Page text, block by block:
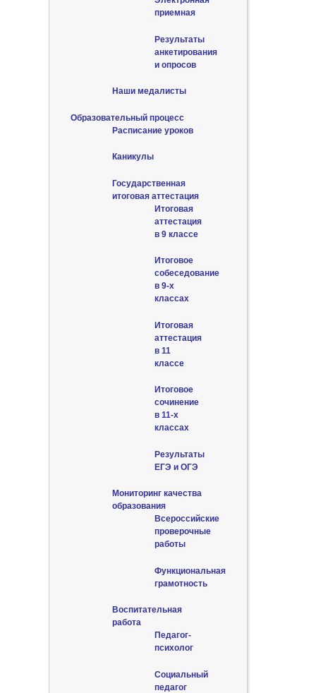
приемная
Результаты
анкетирования
и опросов
Наши медалисты
Образовательный процесс
Расписание уроков
Каникулы
Государственная
итоговая аттестация
Итоговая
аттестация
в 9 классе
Итоговое
собеседование
в 9-х
классах
Итоговая
аттестация
в 11
классе
Итоговое
сочинение
в 11-х
классах
Результаты
ЕГЭ и ОГЭ
Мониторинг качества
образования
Всероссийские
проверочные
работы
Функциональная
грамотность
Воспитательная
работа
Педагог-
психолог
Социальный
педагог